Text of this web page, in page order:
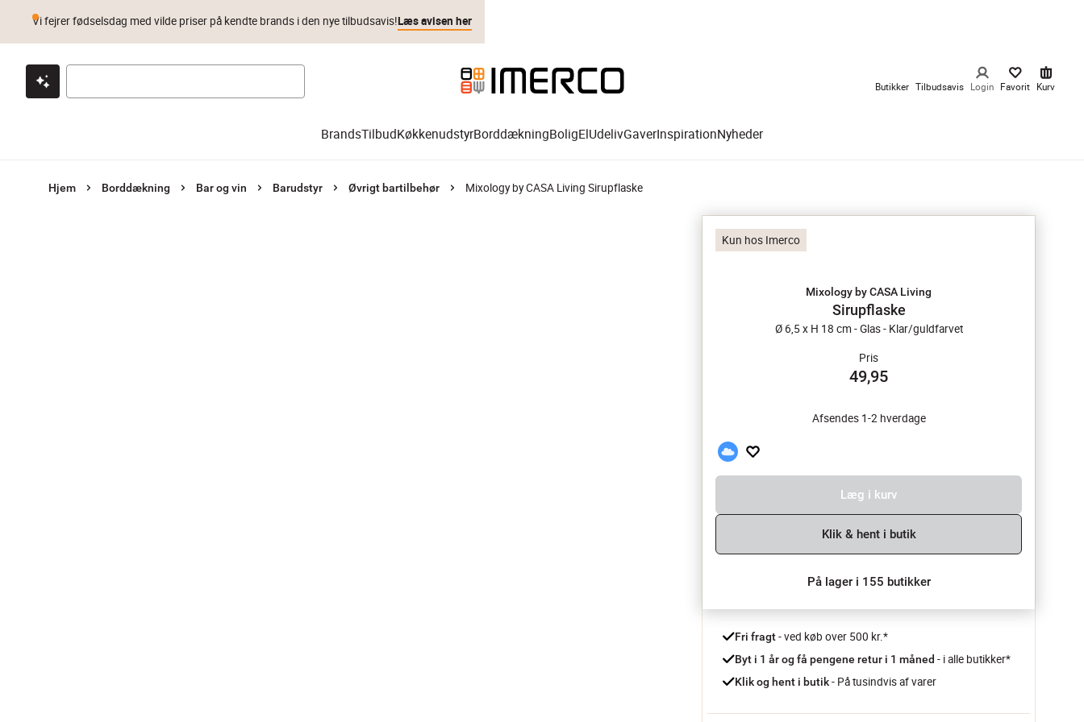
Klik & hent Byt i 1 år Prismatch
Vi fejrer fødselsdag med vilde priser på kendte brands i den nye tilbudsavis!Læs avisen her
Butikker Tilbudsavis Login Favorit Kurv
BrandsTilbudKøkkenudstyrBorddækningBoligElUdelivGaverInspirationNyheder
Hjem Borddækning Bar og vin Barudstyr Øvrigt bartilbehør Mixology by CASA Living Sirupflaske
Kun hos Imerco
Mixology by CASA Living
Sirupflaske
Ø 6,5 x H 18 cm - Glas - Klar/guldfarvet
Pris
49,95
Afsendes 1-2 hverdage
Læg i kurv
Klik & hent i butik
På lager i 155 butikker
Fri fragt - ved køb over 500 kr.*
Byt i 1 år og få pengene retur i 1 måned - i alle butikker*
Klik og hent i butik - På tusindvis af varer